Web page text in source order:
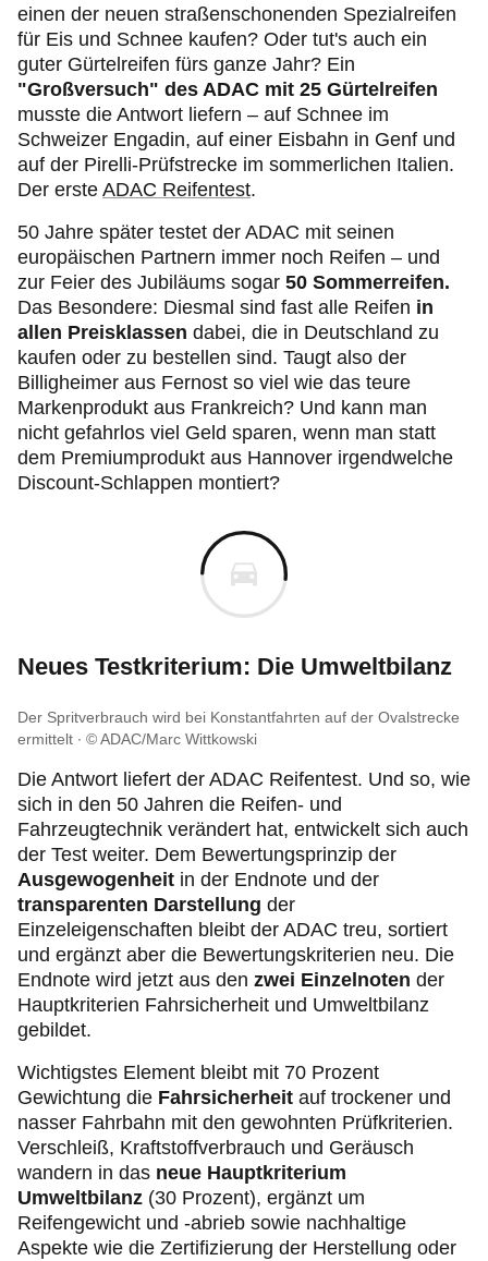
einen der neuen straßenschonenden Spezialreifen
für Eis und Schnee kaufen? Oder tut's auch ein
guter Gürtelreifen fürs ganze Jahr? Ein
"Großversuch" des ADAC mit 25 Gürtelreifen
musste die Antwort liefern – auf Schnee im
Schweizer Engadin, auf einer Eisbahn in Genf und
auf der Pirelli-Prüfstrecke im sommerlichen Italien.
Der erste ADAC Reifentest.
50 Jahre später testet der ADAC mit seinen
europäischen Partnern immer noch Reifen – und
zur Feier des Jubiläums sogar 50 Sommerreifen.
Das Besondere: Diesmal sind fast alle Reifen in
allen Preisklassen dabei, die in Deutschland zu
kaufen oder zu bestellen sind. Taugt also der
Billigheimer aus Fernost so viel wie das teure
Markenprodukt aus Frankreich? Und kann man
nicht gefahrlos viel Geld sparen, wenn man statt
dem Premiumprodukt aus Hannover irgendwelche
Discount-Schlappen montiert?
Neues Testkriterium: Die Umweltbilanz
Der Spritverbrauch wird bei Konstantfahrten auf der Ovalstrecke
ermittelt
© ADAC/Marc Wittkowski
Die Antwort liefert der ADAC Reifentest. Und so, wie
sich in den 50 Jahren die Reifen- und
Fahrzeugtechnik verändert hat, entwickelt sich auch
der Test weiter. Dem Bewertungsprinzip der
Ausgewogenheit in der Endnote und der
transparenten Darstellung der
Einzeleigenschaften bleibt der ADAC treu, sortiert
und ergänzt aber die Bewertungskriterien neu. Die
Endnote wird jetzt aus den zwei Einzelnoten der
Hauptkriterien Fahrsicherheit und Umweltbilanz
gebildet.
Wichtigstes Element bleibt mit 70 Prozent
Gewichtung die Fahrsicherheit auf trockener und
nasser Fahrbahn mit den gewohnten Prüfkriterien.
Verschleiß, Kraftstoffverbrauch und Geräusch
wandern in das neue Hauptkriterium
Umweltbilanz (30 Prozent), ergänzt um
Reifengewicht und -abrieb sowie nachhaltige
Aspekte wie die Zertifizierung der Herstellung oder